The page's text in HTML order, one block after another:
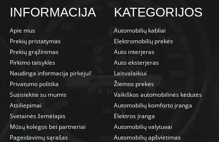
INFORMACIJA
Apie mus
Prekių pristatymas
Prekių grąžinimas
Pirkimo taisyklės
Naudinga informacija pirkėjui!
Privatumo politika
Susisiekite su mumis
Atsiliepimai
Svetainės žemėlapis
Mūsų kolegos bei partneriai
Pageidavimų sąrašas
KATEGORIJOS
Automobilių kabliai
Elektromobilių prekės
Auto interjeras
Auto eksterjeras
Laisvalaikiui
Žiemos prekės
Vaikiškos automobilinės kėdutės
Automobilių komforto įranga
Elektros įranga
Automobilių valytuvai
Automobilių apšvietimas